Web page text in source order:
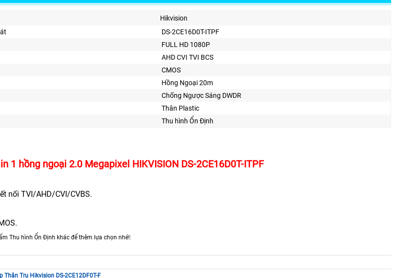
Hikvision
DS-2CE16D0T-ITPF
FULL HD 1080P
AHD CVI TVI BCS
CMOS
Hồng Ngoại 20m
Chống Ngược Sáng DWDR
Thân Plastic
Thu hình Ổn Định
1 hồng ngoại 2.0 Megapixel HIKVISION DS-2CE16D0T-ITPF
nối TVI/AHD/CVI/CVBS.
Thu hình Ổn Định khác để thêm lựa chọn nhé!:
Trụ Hikvision DS-2CE12DF0T-F